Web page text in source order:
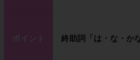
ポイント 終助詞「は・な・か